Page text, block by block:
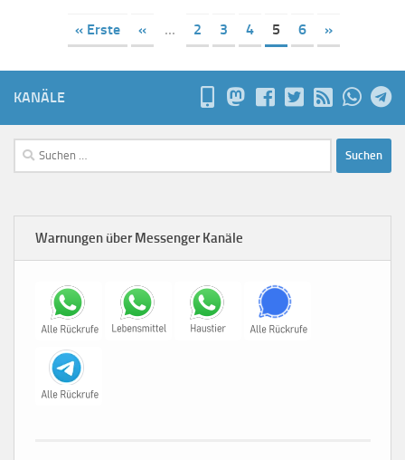
« Erste « ... 2 3 4 5 6 »
KANÄLE
Suchen
nach:
Warnungen über Messenger Kanäle